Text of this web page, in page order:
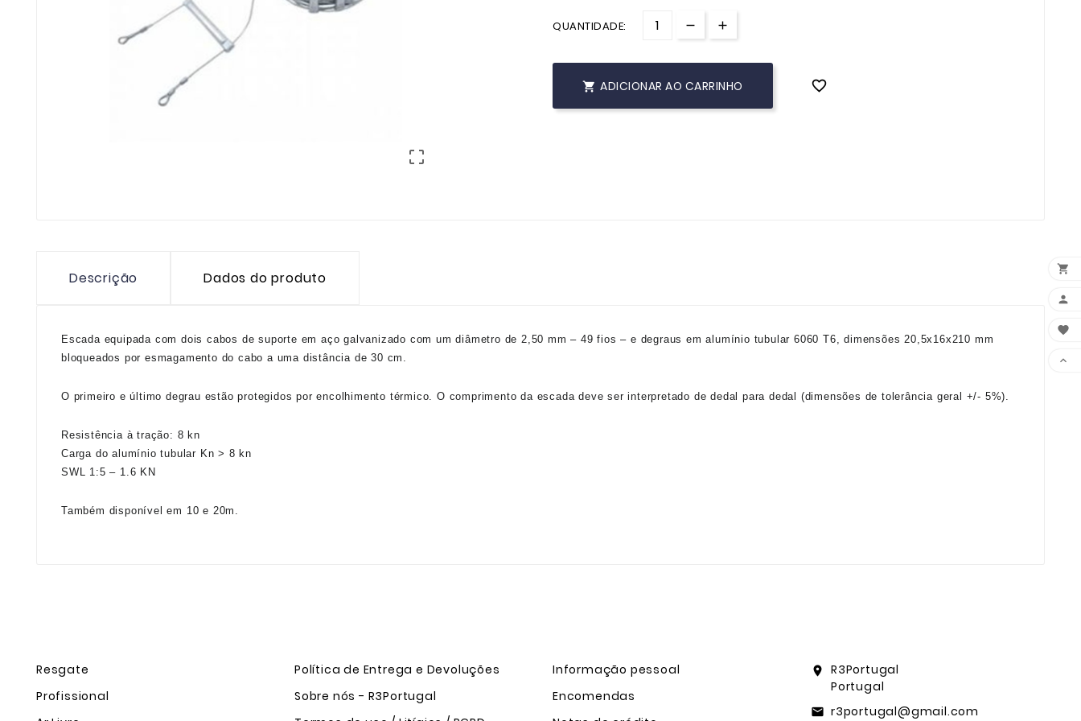

QUANTIDADE:
 ADICIONAR AO CARRINHO 
Descrição Dados do produto
Escada equipada com dois cabos de suporte em aço galvanizado com um diâmetro de 2,50 mm – 49 fios – e degraus em alumínio tubular 6060 T6, dimensões 20,5x16x210 mm
bloqueados por esmagamento do cabo a uma distância de 30 cm.
O primeiro e último degrau estão protegidos por encolhimento térmico. O comprimento da escada deve ser interpretado de dedal para dedal (dimensões de tolerância geral +/- 5%).
Resistência à tração: 8 kn
Carga do alumínio tubular Kn > 8 kn
SWL 1:5 – 1.6 KN
Também disponível em 10 e 20m.
Resgate
Profissional
Política de Entrega e Devoluções
Sobre nós - R3Portugal
Informação pessoal
Encomendas
location_on
R3Portugal
Portugal
email r3portugal@gmail.com



